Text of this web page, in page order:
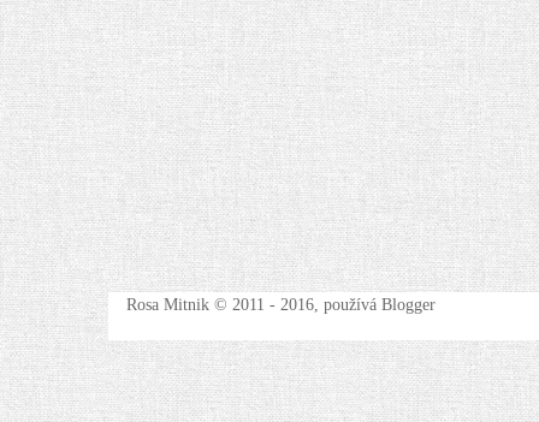
Rosa Mitnik © 2011 - 2016, používá Blogger